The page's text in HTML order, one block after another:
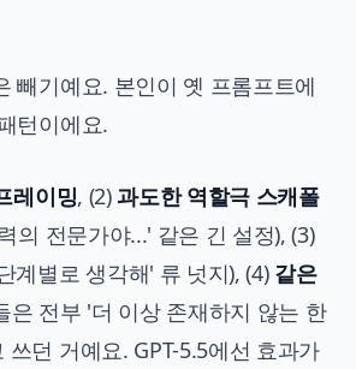
빼기예요. 본인이 옛 프롬프트에
턴이에요.
레이밍, (2) 과도한 역할극 스캐폴
의 전문가야...' 같은 긴 설정), (3)
계별로 생각해' 류 넛지), (4) 같은
은 전부 '더 이상 존재하지 않는 한
쓰던 거예요. GPT-5.5에선 효과가